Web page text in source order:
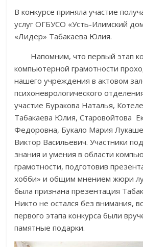
В конкурсе приняла участие
услуг ОГБУСО «Усть-Илимский
«Лидер»
Напомним, что первый этап
компьютерной грамотности
нашего учреждения в актовом
психоневрологического
участие Буракова Наталья,
Табакаева Юлия, Старовойтова
Федоровна, Букало Мария
Виктор Васильевич. Участники
знания и умения в области
грамотности, подготовив
хобби» и общим мнением жюри
была признана презентация
Никто не остался без внимания,
первого этапа конкурса были
памятные подарки.